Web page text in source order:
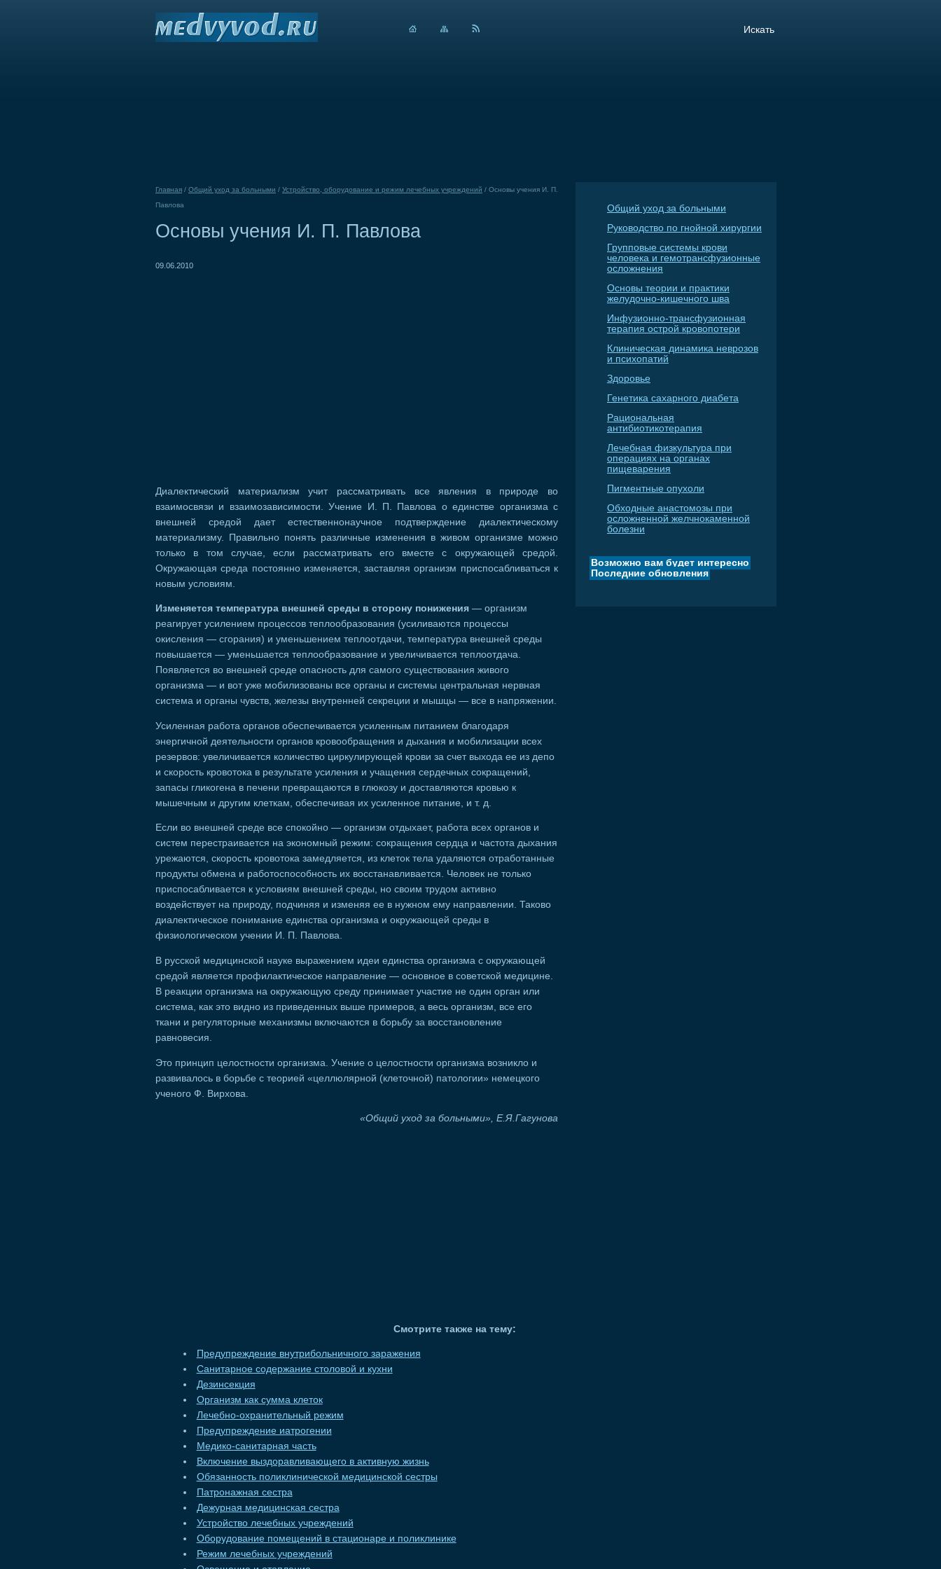
Главная / Общий уход за больными / Устройство, оборудование и режим лечебных учреждений / Основы учения И. П.
Павлова
Основы учения И. П. Павлова
09.06.2010
Диалектический материализм учит рассматривать все явления в природе во
взаимосвязи и взаимозависимости. Учение И. П. Павлова о единстве организма с
внешней средой дает естественнонаучное подтверждение диалектическому
материализму. Правильно понять различные изменения в живом организме можно
только в том случае, если рассматривать его вместе с окружающей средой.
Окружающая среда постоянно изменяется, заставляя организм приспосабливаться к
новым условиям.
Изменяется температура внешней среды в сторону понижения — организм
реагирует усилением процессов теплообразования (усиливаются процессы
окисления — сгорания) и уменьшением теплоотдачи, температура внешней среды
повышается — уменьшается теплообразование и увеличивается теплоотдача.
Появляется во внешней среде опасность для самого существования живого
организма — и вот уже мобилизованы все органы и системы центральная нервная
система и органы чувств, железы внутренней секреции и мышцы — все в напряжении.
Усиленная работа органов обеспечивается усиленным питанием благодаря
энергичной деятельности органов кровообращения и дыхания и мобилизации всех
резервов: увеличивается количество циркулирующей крови за счет выхода ее из депо
и скорость кровотока в результате усиления и учащения сердечных сокращений,
запасы гликогена в печени превращаются в глюкозу и доставляются кровью к
мышечным и другим клеткам, обеспечивая их усиленное питание, и т. д.
Если во внешней среде все спокойно — организм отдыхает, работа всех органов и
систем перестраивается на экономный режим: сокращения сердца и частота дыхания
урежаются, скорость кровотока замедляется, из клеток тела удаляются отработанные
продукты обмена и работоспособность их восстанавливается. Человек не только
приспосабливается к условиям внешней среды, но своим трудом активно
воздействует на природу, подчиняя и изменяя ее в нужном ему направлении. Таково
диалектическое понимание единства организма и окружающей среды в
физиологическом учении И. П. Павлова.
В русской медицинской науке выражением идеи единства организма с окружающей
средой является профилактическое направление — основное в советской медицине.
В реакции организма на окружающую среду принимает участие не один орган или
система, как это видно из приведенных выше примеров, а весь организм, все его
ткани и регуляторные механизмы включаются в борьбу за восстановление
равновесия.
Это принцип целостности организма. Учение о целостности организма возникло и
развивалось в борьбе с теорией «целлюлярной (клеточной) патологии» немецкого
ученого Ф. Вирхова.
«Общий уход за больными», Е.Я.Гагунова
Смотрите также на тему:
Предупреждение внутрибольничного заражения
Санитарное содержание столовой и кухни
Дезинсекция
Организм как сумма клеток
Лечебно-охранительный режим
Предупреждение иатрогении
Медико-санитарная часть
Включение выздоравливающего в активную жизнь
Обязанность поликлинической медицинской сестры
Патронажная сестра
Дежурная медицинская сестра
Устройство лечебных учреждений
Оборудование помещений в стационаре и поликлинике
Режим лечебных учреждений
Общий уход за больными
Руководство по гнойной хирургии
Групповые системы крови
человека и гемотрансфузионные
осложнения
Основы теории и практики
желудочно-кишечного шва
Инфузионно-трансфузионная
терапия острой кровопотери
Клиническая динамика неврозов
и психопатий
Здоровье
Генетика сахарного диабета
Рациональная
антибиотикотерапия
Лечебная физкультура при
операциях на органах
пищеварения
Пигментные опухоли
Обходные анастомозы при
осложненной желчнокаменной
болезни
Возможно вам будет интересно
Последние обновления